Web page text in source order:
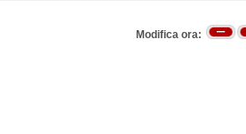
Modifica ora: